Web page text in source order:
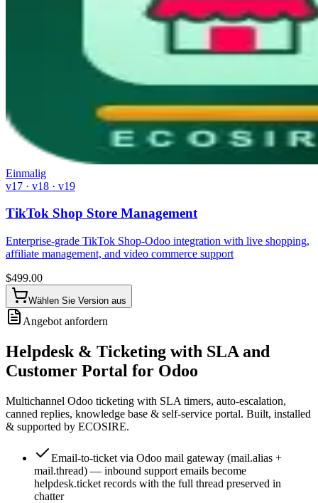
Einmalig
v17 · v18 · v19
TikTok Shop Store Management
Enterprise-grade TikTok Shop-Odoo integration with live shopping,
affiliate management, and video commerce support
$499.00
Wählen Sie Version aus
Angebot anfordern
Helpdesk & Ticketing with SLA and
Customer Portal for Odoo
Multichannel Odoo ticketing with SLA timers, auto-escalation,
canned replies, knowledge base & self-service portal. Built, installed
& supported by ECOSIRE.
Email-to-ticket via Odoo mail gateway (mail.alias +
mail.thread) — inbound support emails become
helpdesk.ticket records with the full thread preserved in
chatter